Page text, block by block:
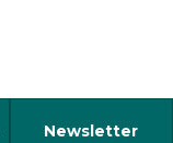
Newsletter